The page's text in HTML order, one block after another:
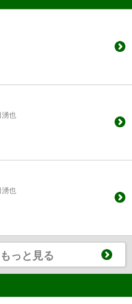
湧也
湧也
っと見る